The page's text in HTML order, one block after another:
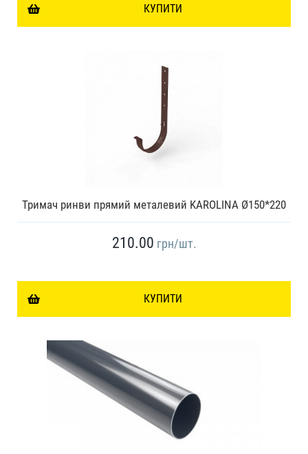
КУПИТИ
Тримач ринви прямий металевий KAROLINA Ø150*220
210.00 грн/шт.
КУПИТИ